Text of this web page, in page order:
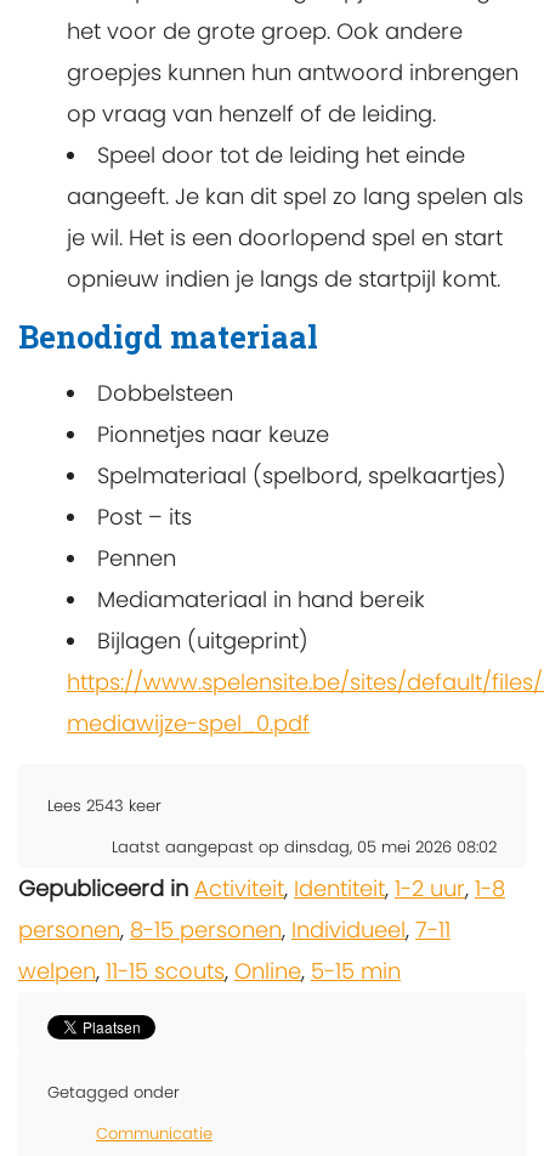
het voor de grote groep. Ook andere
groepjes kunnen hun antwoord inbrengen
op vraag van henzelf of de leiding.
Speel door tot de leiding het einde
aangeeft. Je kan dit spel zo lang spelen als
je wil. Het is een doorlopend spel en start
opnieuw indien je langs de startpijl komt.
Benodigd materiaal
Dobbelsteen
Pionnetjes naar keuze
Spelmateriaal (spelbord, spelkaartjes)
Post – its
Pennen
Mediamateriaal in hand bereik
Bijlagen (uitgeprint)
https://www.spelensite.be/sites/default/
mediawijze-spel_0.pdf
Lees 2543 keer
Laatst aangepast op dinsdag, 05 mei 2026 08:02
Gepubliceerd in Activiteit, Identiteit, 1-2 uur, 1-8
personen, 8-15 personen, Individueel, 7-11
welpen, 11-15 scouts, Online, 5-15 min
Getagged onder
Communicatie